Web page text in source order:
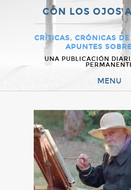
CON LOS OJOS
CRÍTICAS, CRÓNICAS DE
APUNTES
UNA PUBLICACIÓN
MENU